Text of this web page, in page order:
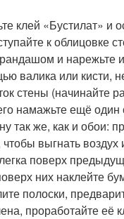
клей «Бустилат» и
к облицовке
и нарежьте
валика или кисти,
стены (начинайте
намажьте ещё один
так же, как и обои:
выгнать воздух
поверх
них наклейте
полоски,
проработайте